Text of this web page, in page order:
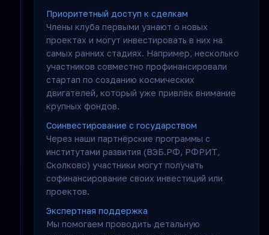
Приоритетный доступ к сделкам
Члены клуба первыми узнают о новых
проектах и могут инвестировать в них на
самых ранних стадиях. Например, несколько
участников совместно профинансировали
стартап по созданию космических
двигателей, который уже привлёк внимание
крупных фондов.
Соинвестирование с государством
Через наши партнёрские программы с
институтами развития (ВЭБ.РФ, РФРИТ,
Сколково) участники могут получать
софинансирование своих инвестиций или
проектов.
Экспертная поддержка
Мы помогаем проводить детальную